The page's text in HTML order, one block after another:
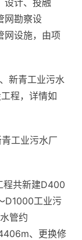
设计、投融
网勘察设
网设施，由项
新青工业污水
程，详情如
工业污水厂
程共新建D400
D1000工业污
管约
、更换修